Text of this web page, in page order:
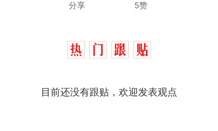
分享 5赞
目前还没有跟贴，欢迎发表观点
热
那个在床头放菜刀的女孩，
号，仅凭视频评出？中国烹饪